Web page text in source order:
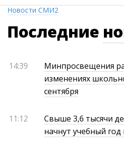
Новости СМИ2
Последние
14:39
Минпросвещения
изменениях
сентября
11:12
Свыше 3,6 тысячи
начнут учебный